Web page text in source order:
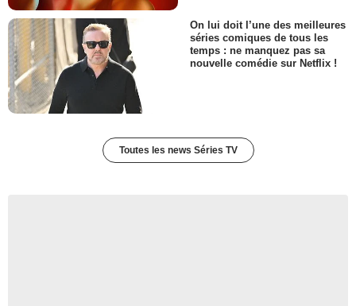
On lui doit l’une des meilleures
séries comiques de tous les
temps : ne manquez pas sa
nouvelle comédie sur Netflix !
Toutes les news Séries TV